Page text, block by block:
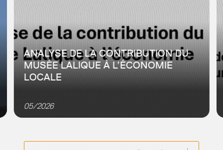
ANALYSE DE LA CONTRIBUTION DU
MUSÉE LALIQUE À L’ÉCONOMIE
LOCALE
d’urbanisme du Grand Est (7Est), l’Adeus a mené une
05/2026